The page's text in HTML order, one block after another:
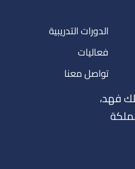
الدورات التدريبية
فعاليات
تواصل معنا
فهد،
– المملكة